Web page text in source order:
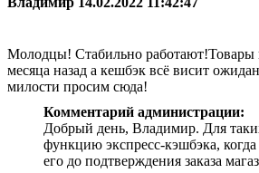
Молодцы! Стабильно работают!Товары
месяца назад а кешбэк всё висит
милости просим сюда!
Комментарий администрации:
Добрый день, Владимир. Для
функцию экспресс-кэшбэка,
его до подтверждения заказа